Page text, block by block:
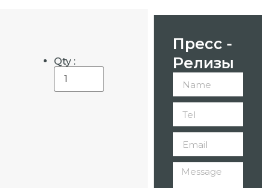
Qty :
Пресс -
Релизы